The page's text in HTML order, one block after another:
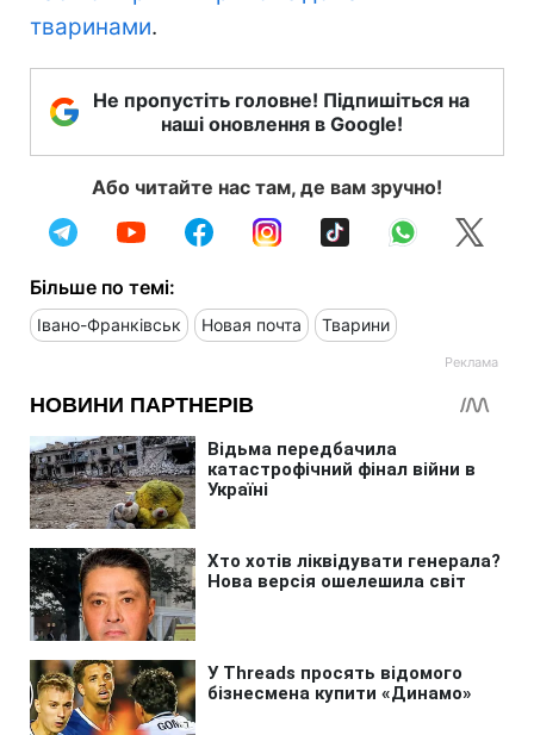
тваринами.
Не пропустіть головне! Підпишіться на
наші оновлення в Google!
Або читайте нас там, де вам зручно!
Більше по темі:
Івано-Франківськ Новая почта Тварини